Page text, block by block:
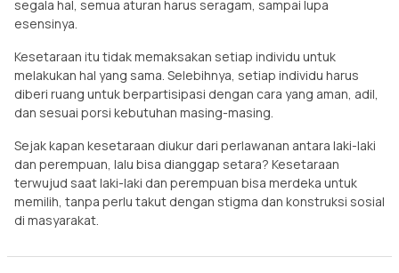
segala hal, semua aturan harus seragam, sampai lupa
esensinya.
Kesetaraan itu tidak memaksakan setiap individu untuk
melakukan hal yang sama. Selebihnya, setiap individu harus
diberi ruang untuk berpartisipasi dengan cara yang aman, adil,
dan sesuai porsi kebutuhan masing-masing.
Sejak kapan kesetaraan diukur dari perlawanan antara laki-laki
dan perempuan, lalu bisa dianggap setara? Kesetaraan
terwujud saat laki-laki dan perempuan bisa merdeka untuk
memilih, tanpa perlu takut dengan stigma dan konstruksi sosial
di masyarakat.